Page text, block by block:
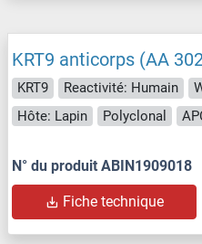
KRT9 anticorps (AA
KRT9 Reactivité: Humain
Hôte: Lapin
Polyclonal
N° du produit ABIN1909018
Fiche technique